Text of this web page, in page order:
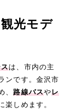
光モデ
は、市内の主
ンです。金沢市
、路線バスやレ
楽しめます。